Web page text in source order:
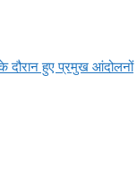
के दौरान हुए प्रमुख आंदोलनों